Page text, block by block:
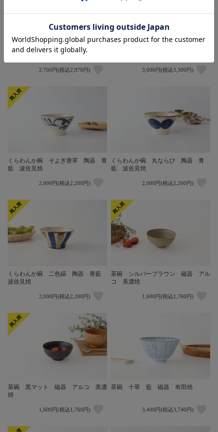
飯碗 AKI 陶器 象嵌 美濃焼
2,700円(税込2,970円) 3,000円(税込3,300円)
くらわんか碗 そよぎ唐草 陶器 青
藍 波佐見焼
2,000円(税込2,200円)
くらわんか碗 丸ならび 陶器 青
藍 波佐見焼
2,000円(税込2,200円)
くらわんか碗 二色縞 陶器 青藍
波佐見焼
2,000円(税込2,200円)
茶碗 シルバーブラウン 磁器 アル
コ 美濃焼
1,600円(税込1,760円)
茶碗 黒マット 磁器 アルコ 美濃
焼
1,600円(税込1,760円)
茶碗 十草 藍 磁器 有田焼
3,400円(税込3,740円)